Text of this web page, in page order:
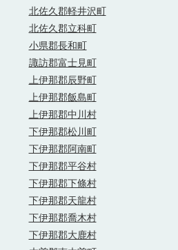
北佐久郡軽井沢町
北佐久郡立科町
小県郡長和町
諏訪郡富士見町
上伊那郡辰野町
上伊那郡飯島町
上伊那郡中川村
下伊那郡松川町
下伊那郡阿南町
下伊那郡平谷村
下伊那郡下條村
下伊那郡天龍村
下伊那郡喬木村
下伊那郡大鹿村